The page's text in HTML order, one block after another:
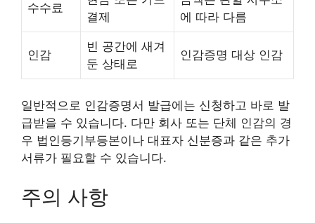
수수료
결제
에 따라 다름
인감
빈 공간에 새겨
둔 상태로
인감증명 대상 인감
일반적으로 인감증명서 발급에는 신청하고 바로 발
급받을 수 있습니다. 다만 회사 또는 단체 인감의 경
우 법인등기부등본이나 대표자 신분증과 같은 추가
서류가 필요할 수 있습니다.
주의 사항